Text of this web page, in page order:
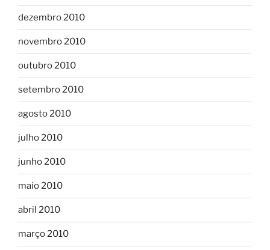
dezembro 2010
novembro 2010
outubro 2010
setembro 2010
agosto 2010
julho 2010
junho 2010
maio 2010
abril 2010
março 2010